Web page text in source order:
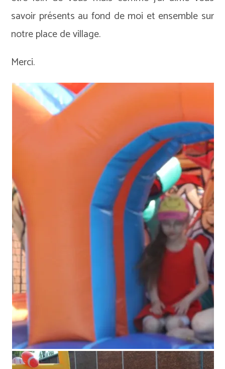
savoir présents au fond de moi et ensemble sur
notre place de village.
Merci.